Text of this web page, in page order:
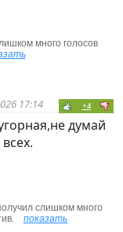
много голосов
17:14 +4
думай
слишком много
показать